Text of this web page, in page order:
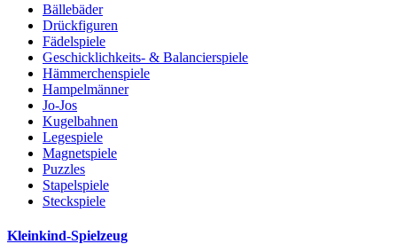
Bällebäder
Drückfiguren
Fädelspiele
Geschicklichkeits- & Balancierspiele
Hämmerchenspiele
Hampelmänner
Jo-Jos
Kugelbahnen
Legespiele
Magnetspiele
Puzzles
Stapelspiele
Steckspiele
Kleinkind-Spielzeug